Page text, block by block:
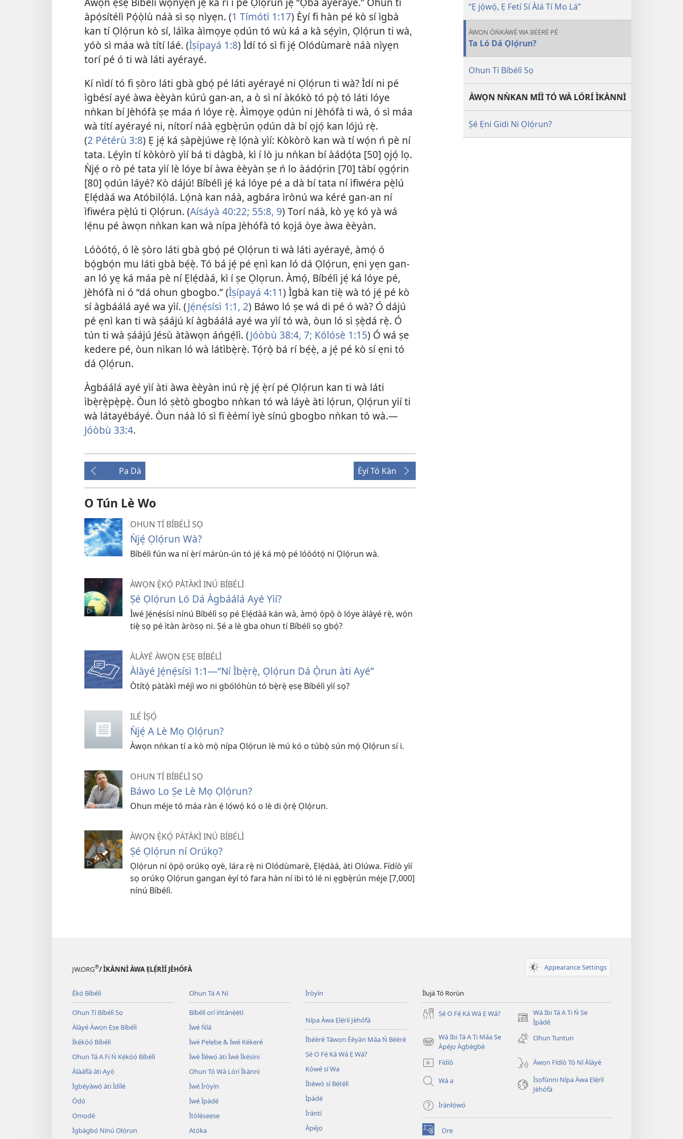
àpọ́sítélì Pọ́ọ̀lù náà sì sọ nìyẹn. (1 Tímótì 1:17) Èyí fi hàn pé kò sí ìgbà
kan tí Ọlọ́run kò sí, láìka àìmọye ọdún tó wù ká a kà sẹ́yìn, Ọlọ́run ti wà,
yóò sì máa wà títí láé. (Ìṣípayá 1:8) Ìdí tó sì fi jẹ́ Olódùmarè náà nìyẹn
torí pé ó ti wà láti ayérayé.
Kí nìdí tó fi ṣòro láti gbà gbọ́ pé láti ayérayé ni Ọlọ́run ti wà? Ìdí ni pé
ìgbésí ayé àwa èèyàn kúrú gan-an, a ò sì ní àkókò tó pọ̀ tó láti lóye
nǹkan bí Jèhófà ṣe máa ń lóye rẹ̀. Àìmọye ọdún ni Jèhófà ti wà, ó sì máa
wà títí ayérayé ni, nítorí náà ẹgbẹ̀rún ọdún dà bí ọjọ́ kan lójú rẹ̀.
(2 Pétérù 3:8) Ẹ jẹ́ ká ṣàpèjúwe rẹ̀ lọ́nà yìí: Kòkòrò kan wà tí wọ́n ń pè ní
tata. Lẹ́yìn tí kòkòrò yìí bá ti dàgbà, kì í lò ju nǹkan bí àádọ́ta [50] ọjọ́ lọ.
Ǹjẹ́ o rò pé tata yìí lè lóye bí àwa èèyàn ṣe ń lo àádọ́rin [70] tàbí ọgọ́rin
[80] ọdún láyé? Kò dájú! Bíbélì jẹ́ ká lóye pé a dà bí tata ní ìfiwéra pẹ̀lú
Ẹlẹ́dàá wa Atóbilọ́lá. Lọ́nà kan náà, agbára ìrònú wa kéré gan-an ní
ìfiwéra pẹ̀lú ti Ọlọ́run. (Aísáyà 40:22; 55:8, 9) Torí náà, kò yẹ kó yà wá
lẹ́nu pé àwọn nǹkan kan wà nípa Jèhófà tó kọjá òye àwa èèyàn.
Lóòótọ́, ó lè ṣòro láti gbà gbọ́ pé Ọlọ́run ti wà láti ayérayé, àmọ́ ó
bọ́gbọ́n mu láti gbà bẹ́ẹ̀. Tó bá jẹ́ pé ẹnì kan ló dá Ọlọ́run, ẹni yẹn gan-
an ló yẹ ká máa pè ní Ẹlẹ́dàá, kì í ṣe Ọlọrun. Àmọ́, Bíbélì jẹ́ ká lóye pé,
Jèhófà ni ó “dá ohun gbogbo.” (Ìṣípayá 4:11) Ìgbà kan tiẹ̀ wà tó jẹ́ pé kò
sí àgbáálá ayé wa yìí. (Jẹ́nẹ́sísì 1:1, 2) Báwo ló ṣe wá di pé ó wà? Ó dájú
pé ẹnì kan ti wà ṣáájú kí àgbáálá ayé wa yìí tó wà, òun ló sì ṣẹ̀dá rẹ̀. Ó
tún ti wà ṣáájú Jésù àtàwọn áńgẹ́lì. (Jóòbù 38:4, 7; Kólósè 1:15) Ó wá ṣe
kedere pé, òun nìkan ló wà látìbẹ̀rẹ̀. Tọ́rọ̀ bá rí bẹ́ẹ̀, a jẹ́ pé kò sí ẹni tó
dá Ọlọ́run.
Àgbáálá ayé yìí àti àwa èèyàn inú rẹ̀ jẹ́ ẹ̀rí pé Ọlọ́run kan ti wà láti
ìbẹ̀rẹ̀pẹ̀pẹ̀. Òun ló ṣètò gbogbo nǹkan tó wà láyè àti lọ́run, Ọlọ́run yìí ti
wà látayébáyé. Òun náà ló sì fi èémí ìyè sínú gbogbo nǹkan tó wà.—
Jóòbù 33:4.
Pa Dà Èyí Tó Kàn
O Tún Lè Wo
OHUN TÍ BÍBÉLÌ SỌ
Ǹjẹ́ Ọlọ́run Wà?
Bíbélì fún wa ní ẹ̀rí márùn-ún tó jẹ́ ká mọ̀ pé lóòótọ́ ni Ọlọ́run wà.
ÀWỌN Ẹ̀KỌ́ PÀTÀKÌ INÚ BÍBÉLÌ
Ṣé Ọlọ́run Ló Dá Àgbáálá Ayé Yìí?
Ìwé Jẹ́nẹ́sísì nínú Bíbélì sọ pé Ẹlẹ́dàá kán wà, àmọ́ ọ̀pọ̀ ò lóye àlàyé rẹ̀, wọ́n
tiẹ̀ sọ pé ìtàn àròsọ ni. Ṣé a lè gba ohun tí Bíbélì sọ gbọ́?
ÀLÀYÉ ÀWỌN ẸSẸ BÍBÉLÌ
Àlàyé Jẹ́nẹ́sísì 1:1—“Ní Ìbẹ̀rẹ̀, Ọlọ́run Dá Ọ̀run àti Ayé”
Òtítọ́ pàtàkì méjì wo ni gbólóhùn tó bẹ̀rẹ̀ ẹsẹ Bíbélì yìí sọ?
ILÉ ÌṢỌ́
Ǹjẹ́ A Lè Mọ Ọlọ́run?
Àwọn nǹkan tí a kò mọ̀ nípa Ọlọ́run lè mú kó o túbọ̀ sún mọ́ Ọlọ́run sí i.
OHUN TÍ BÍBÉLÌ SỌ
Báwo Lo Ṣe Lè Mọ Ọlọ́run?
Ohun méje tó máa ràn ẹ́ lọ́wọ́ kó o lè di ọ̀rẹ́ Ọlọ́run.
ÀWỌN Ẹ̀KỌ́ PÀTÀKÌ INÚ BÍBÉLÌ
Ṣé Ọlọ́run ní Orúkọ?
Ọlọ́run ní ọ̀pọ̀ orúkọ oyè, lára rẹ̀ ni Olódùmarè, Ẹlẹ́dàá, àti Olúwa. Fídíò yìí
sọ orúkọ Ọlọ́run gangan èyí tó fara hàn ní ibi tó lé ni ẹgbẹ̀rún méje [7,000]
nínú Bíbélì.
“Ẹ jọ̀wọ́, Ẹ Fetí Sí Àlá Tí Mo Lá”
ÀWỌN ÒǸKÀWÉ WA BÉÈRÈ PÉ
Ta Ló Dá Ọlọ́run?
Ohun Tí Bíbélì Sọ
ÀWỌN NǸKAN MÍÌ TÓ WÀ LÓRÍ ÌKÀNNÌ
Ṣé Ẹni Gidi Ni Ọlọ́run?
JW.ORG®/ ÌKÀNNÌ ÀWA ẸLẸ́RÌÍ JÈHÓFÀ Appearance Settings
Ẹ̀kọ́ Bíbélì
Ohun Tí Bíbélì Sọ
Àlàyé Àwọn Ẹsẹ Bíbélì
Ìkẹ́kọ̀ọ́ Bíbélì
Ohun Tá A Fi Ń Kẹ́kọ̀ọ́ Bíbélì
Àlàáfíà àti Ayọ̀
Ìgbéyàwó àti Ìdílé
Ọ̀dọ́
Ọmọdé
Ìgbàgbọ́ Nínú Ọlọ́run
Ohun Tá A Ní
Bíbélì orí íńtánẹ́ẹ̀tì
Ìwé Ńlá
Ìwé Pẹlẹbẹ & Ìwé Kékeré
Ìwé Ìléwọ́ àti Ìwé Ìkésíni
Ohun Tó Wà Lórí Ìkànnì
Ìwé Ìròyìn
Ìwé Ìpàdé
Ìtòlẹ́sẹẹsẹ
Atọ́ka
Ìròyìn
Nípa Àwa Ẹlẹ́rìí Jèhófà
Ìbéèrè Táwọn Èèyàn Máa Ń Béèrè
Ṣé O Fẹ́ Ká Wá Ẹ Wá?
Kọ̀wé sí Wa
Ìbẹ̀wò sí Bẹ́tẹ́lì
Ìpàdé
Ìrántí
Àpéjọ
Ìlujá Tó Rọrùn
Ṣé O Fẹ́ Ká Wá Ẹ Wá?
Wá Ibi Tá A Ti Ń Ṣe
Ìpàdé
(opens
new
window)
Wá Ibi Tá A Ti Máa Ṣe
Àpéjọ Àgbègbè
(opens
window)
Ohun Tuntun
Fídíò
Àwọn Fídíò Tó Ní Àlàyé
Wá a
Ìsọfúnni Nípa Àwa Ẹlẹ́rìí
Jèhófà
Ìrànlọ́wọ́
Ọrẹ
(opens